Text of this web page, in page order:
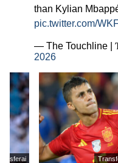
than Kylian
pic.twitter.com/
— The Touchline |
2026